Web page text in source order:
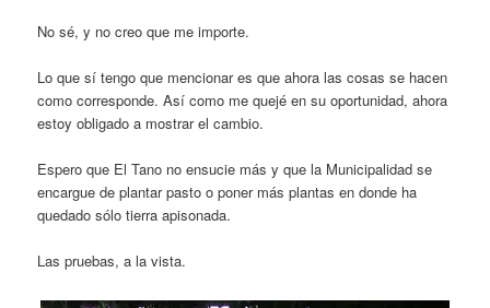
No sé, y no creo que me importe.
Lo que sí tengo que mencionar es que ahora las cosas se hacen
como corresponde. Así como me quejé en su oportunidad, ahora
estoy obligado a mostrar el cambio.
Espero que El Tano no ensucie más y que la Municipalidad se
encargue de plantar pasto o poner más plantas en donde ha
quedado sólo tierra apisonada.
Las pruebas, a la vista.